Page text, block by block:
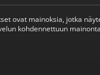
ovat mainoksia, jotka
kohdennettuun